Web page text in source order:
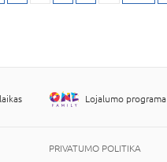
Lojalumo programa
PRIVATUMO POLITIKA